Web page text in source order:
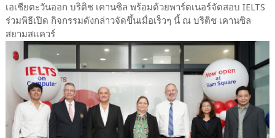
เอเชียตะวันออก บริติช เคานซิล พร้อมด้วยพาร์ตเนอร์จัดสอบ IELTS
ร่วมพิธีเปิด กิจกรรมดังกล่าวจัดขึ้นเมื่อเร็วๆ นี้ ณ บริติช เคานซิล
สยามสแควร์